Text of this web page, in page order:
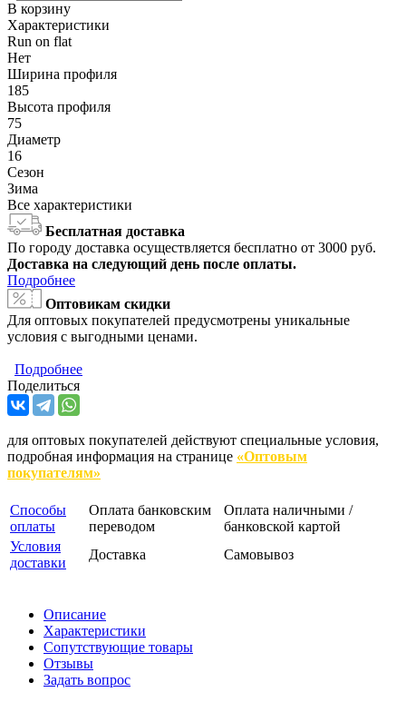
В корзину
Характеристики
Run on flat
Нет
Ширина профиля
185
Высота профиля
75
Диаметр
16
Сезон
Зима
Все характеристики
Бесплатная доставка
По городу доставка осуществляется бесплатно от 3000 руб.
Доставка на следующий день после оплаты.
Подробнее
Оптовикам скидки
Для оптовых покупателей предусмотрены уникальные
условия с выгодными ценами.
Подробнее
Поделиться
для оптовых покупателей действуют специальные условия,
подробная информация на странице «Оптовым
покупателям»
Способы
оплаты
Оплата банковским
переводом
Оплата наличными /
банковской картой
Условия
доставки
Доставка Самовывоз
Описание
Характеристики
Сопутствующие товары
Отзывы
Задать вопрос